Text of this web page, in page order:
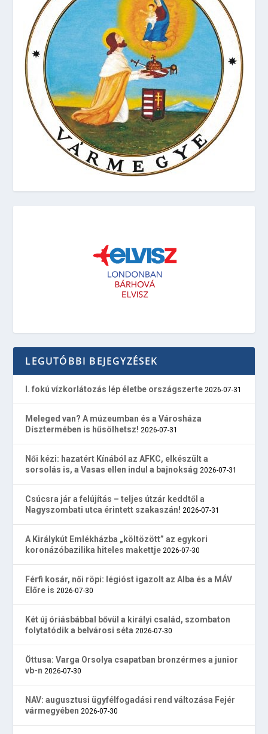
LEGUTÓBBI BEJEGYZÉSEK
I. fokú vízkorlátozás lép életbe országszerte 2026-07-31
Meleged van? A múzeumban és a Városháza
Dísztermében is hűsölhetsz! 2026-07-31
Női kézi: hazatért Kínából az AFKC, elkészült a
sorsolás is, a Vasas ellen indul a bajnokság 2026-07-31
Csúcsra jár a felújítás – teljes útzár keddtől a
Nagyszombati utca érintett szakaszán! 2026-07-31
A Királykút Emlékházba „költözött” az egykori
koronázóbazilika hiteles makettje 2026-07-30
Férfi kosár, női röpi: légióst igazolt az Alba és a MÁV
Előre is 2026-07-30
Két új óriásbábbal bővül a királyi család, szombaton
folytatódik a belvárosi séta 2026-07-30
Öttusa: Varga Orsolya csapatban bronzérmes a junior
vb-n 2026-07-30
NAV: augusztusi ügyfélfogadási rend változása Fejér
vármegyében 2026-07-30